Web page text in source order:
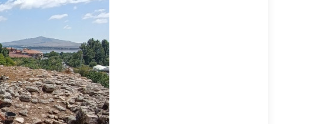
Valdés
materiales arqueológicos más significativos